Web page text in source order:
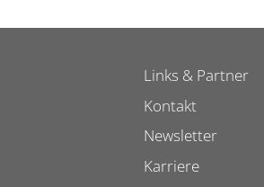
Links & Partner
Kontakt
Newsletter
Karriere